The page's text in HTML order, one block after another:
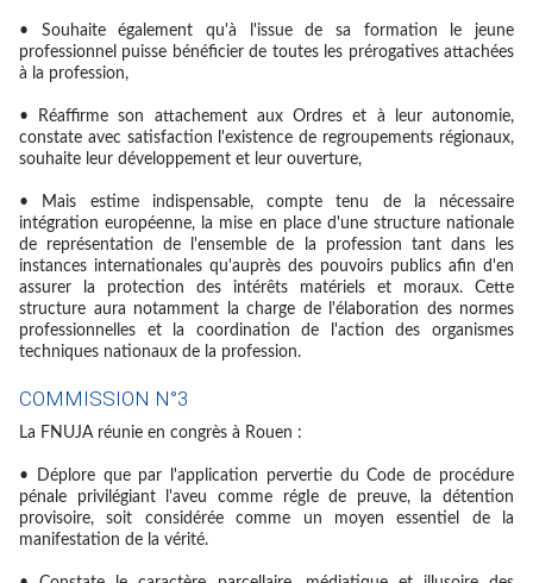
• Souhaite également qu'à l'issue de sa formation le jeune
professionnel puisse bénéficier de toutes les prérogatives attachées
à la profession,
• Réaffirme son attachement aux Ordres et à leur autonomie,
constate avec satisfaction l'existence de regroupements régionaux,
souhaite leur développement et leur ouverture,
• Mais estime indispensable, compte tenu de la nécessaire
intégration européenne, la mise en place d'une structure nationale
de représentation de l'ensemble de la profession tant dans les
instances internationales qu'auprès des pouvoirs publics afin d'en
assurer la protection des intérêts matériels et moraux. Cette
structure aura notamment la charge de l'élaboration des normes
professionnelles et la coordination de l'action des organismes
techniques nationaux de la profession.
COMMISSION N°3
La FNUJA réunie en congrès à Rouen :
• Déplore que par l'application pervertie du Code de procédure
pénale privilégiant l'aveu comme régIe de preuve, la détention
provisoire, soit considérée comme un moyen essentiel de la
manifestation de la vérité.